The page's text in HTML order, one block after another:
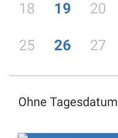
18 19 20
25 26 27
Ohne Tagesdatum